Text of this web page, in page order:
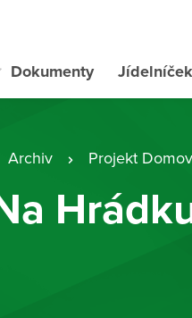
Dokumenty Jídelníček
Archiv Projekt Domova